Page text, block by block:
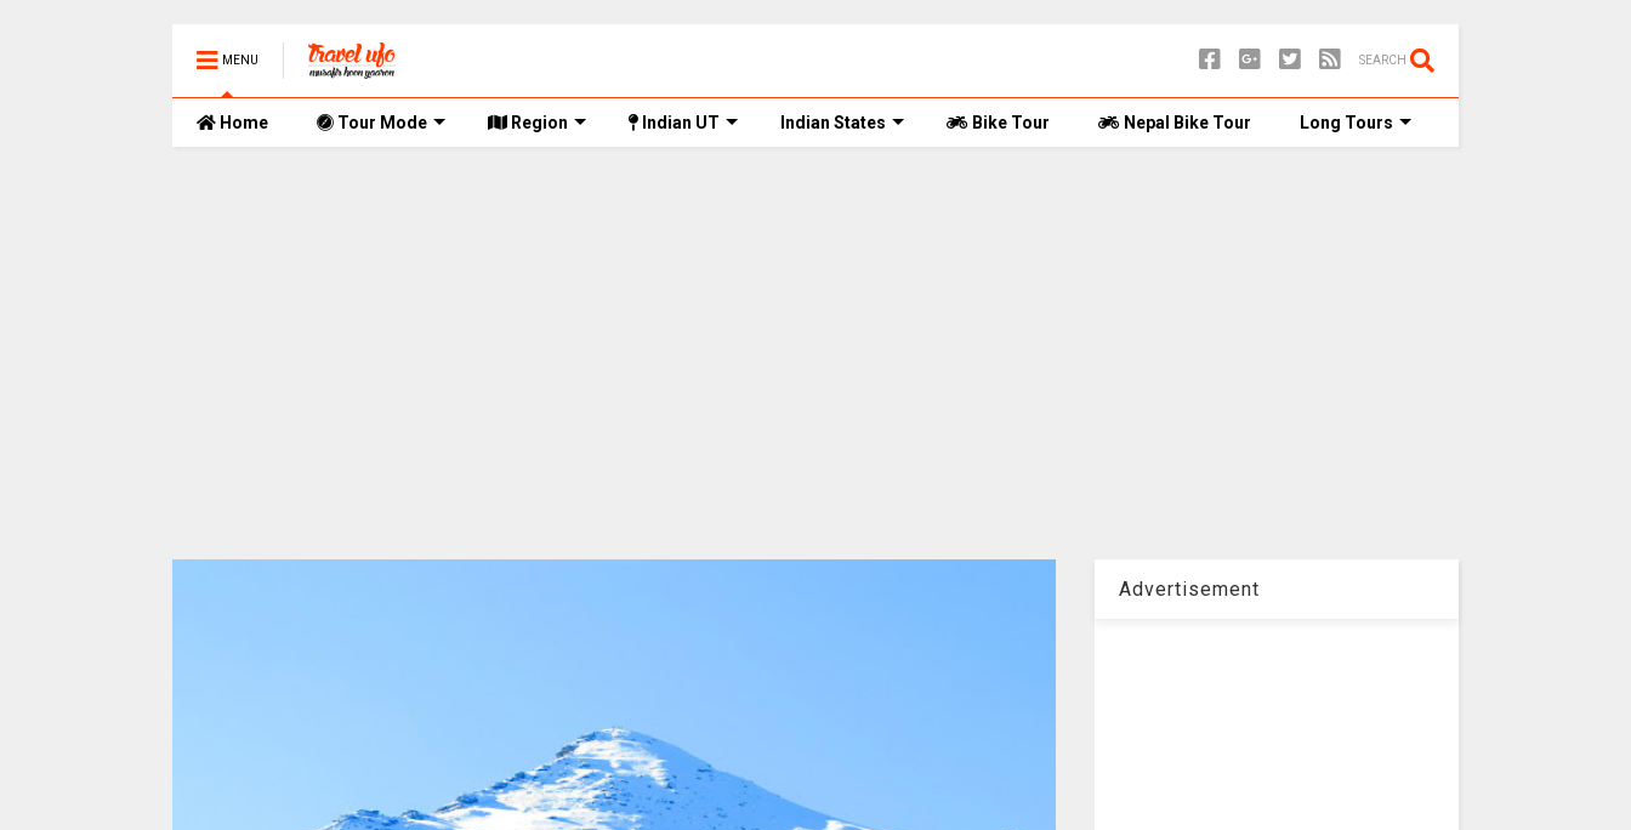
MENU SEARCH
Home Tour Mode Region Indian UT Indian States Bike Tour Nepal Bike Tour Long Tours
Advertisement